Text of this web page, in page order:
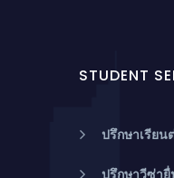
STUDENT
ปรึกษาเรียน